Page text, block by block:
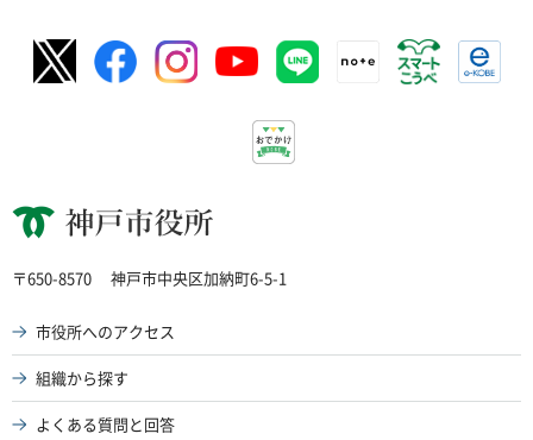
神戸市役所
〒650-8570 神戸市中央区加納町6-5-1
市役所へのアクセス
組織から探す
よくある質問と回答